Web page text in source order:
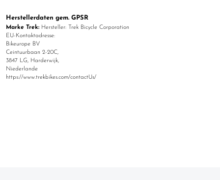
Herstellerdaten gem. GPSR
Marke Trek: Hersteller: Trek Bicycle Corporation
EU-Kontaktadresse:
Bikeurope BV
Ceintuurbaan 2-20C,
3847 LG, Harderwijk,
Niederlande
https://www.trekbikes.com/contactUs/